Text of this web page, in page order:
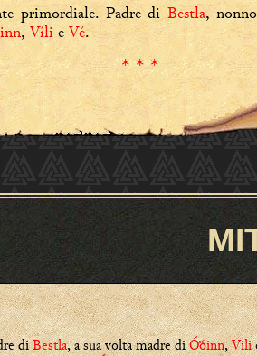
primordiale. Padre di Bestla,
,Víli eVé.
* * *
diBestla, a sua volta madre diÓðinn,Vili